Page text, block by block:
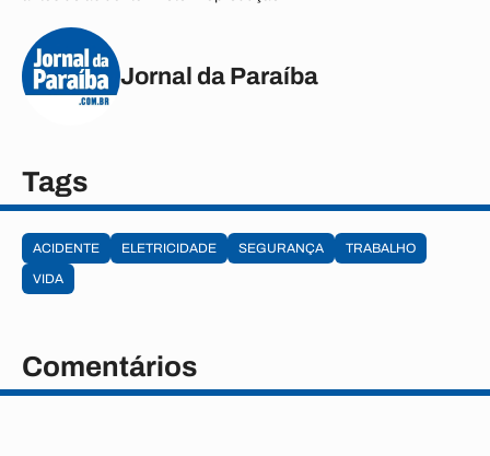
Jornal da Paraíba
Tags
ACIDENTE ELETRICIDADE SEGURANÇA
TRABALHO
VIDA
Comentários